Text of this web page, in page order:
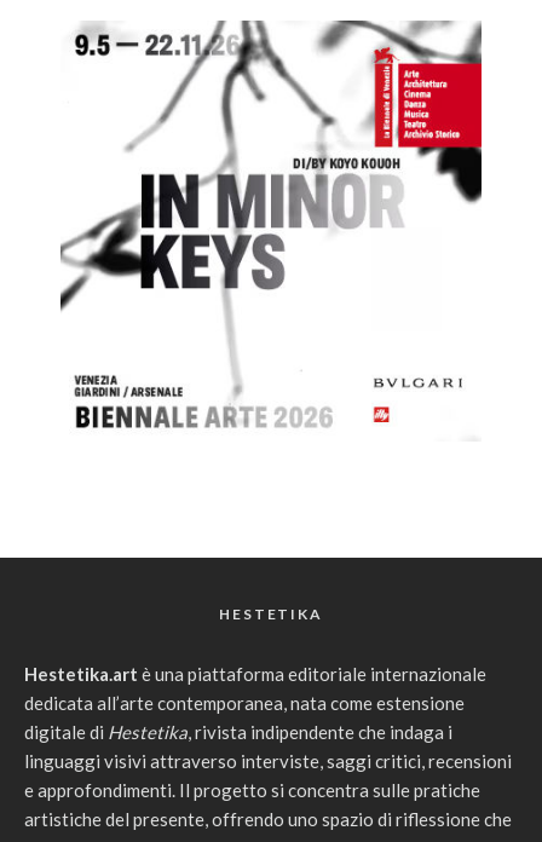
HESTETIKA
Hestetika.art è una piattaforma editoriale internazionale
dedicata all’arte contemporanea, nata come estensione
digitale di Hestetika, rivista indipendente che indaga i
linguaggi visivi attraverso interviste, saggi critici, recensioni
e approfondimenti. Il progetto si concentra sulle pratiche
artistiche del presente, offrendo uno spazio di riflessione che